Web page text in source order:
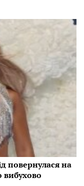
повернулася на
вибухово